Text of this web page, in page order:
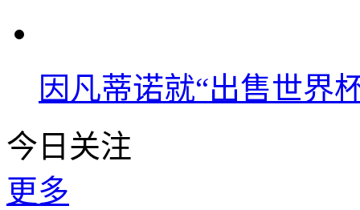
因凡蒂诺就“出售世界
今日关注
更多